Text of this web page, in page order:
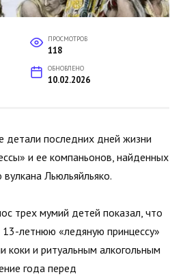
ПРОСМОТРОВ
118
ОБНОВЛЕНО
10.02.2026
детали последних дней жизни
и ее компаньонов, найденных
вулкана Льюльяйльяко.
трех мумий детей показал, что
13-летнюю «ледяную принцессу»
коки и ритуальным алкогольным
года перед